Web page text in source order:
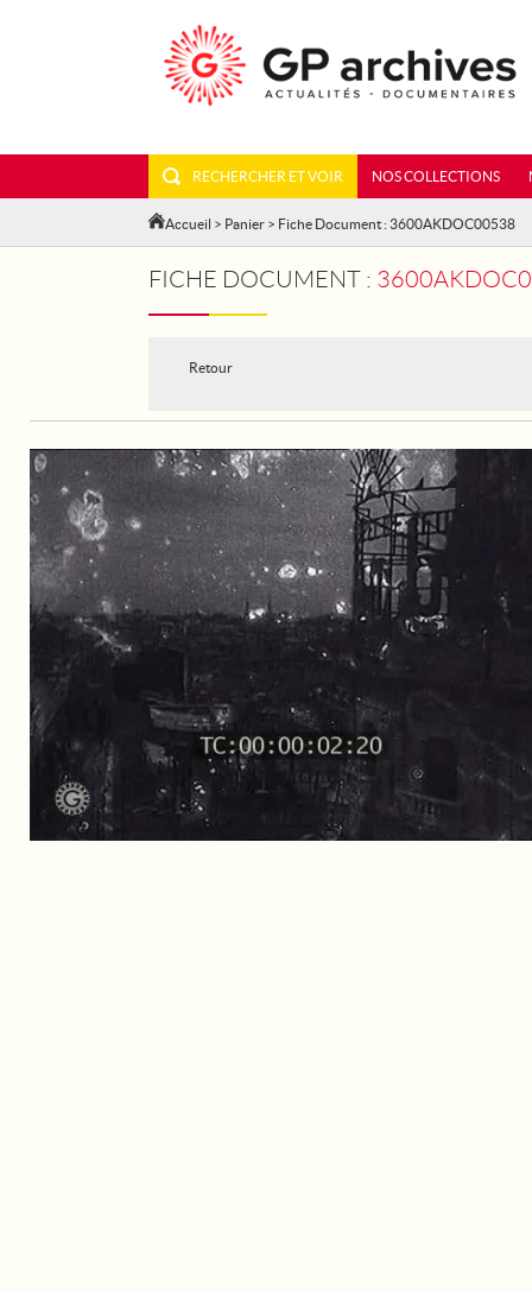
RECHERCHER ET VOIR NOS COLLECTIONS
Accueil > Panier > Fiche Document : 3600AKDOC00538
FICHE DOCUMENT :
Retour